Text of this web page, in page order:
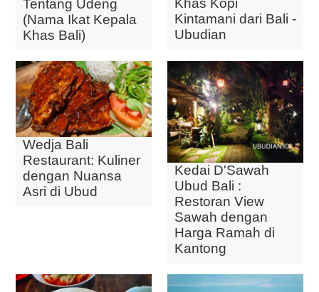
Tentang Udeng
(Nama Ikat Kepala
Khas Bali)
Khas Kopi
Kintamani dari Bali -
Ubudian
Wedja Bali
Restaurant: Kuliner
dengan Nuansa
Asri di Ubud
Kedai D'Sawah
Ubud Bali :
Restoran View
Sawah dengan
Harga Ramah di
Kantong